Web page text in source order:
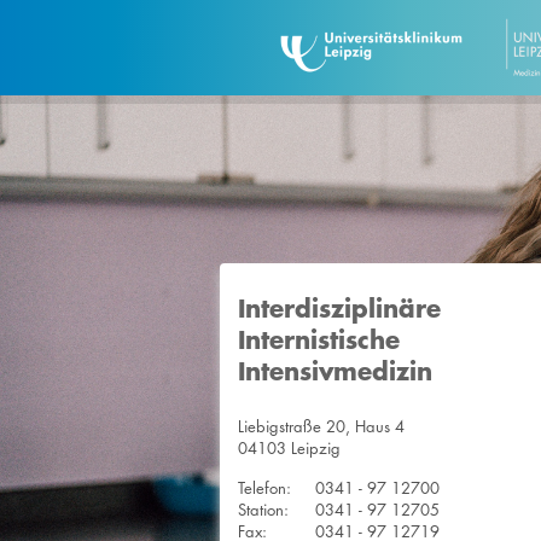
Interdisziplinäre
Internistische
Intensivmedizin
Liebigstraße 20, Haus 4
04103 Leipzig
Telefon:
0341 - 97 12700
Station:
0341 - 97 12705
Fax:
0341 - 97 12719